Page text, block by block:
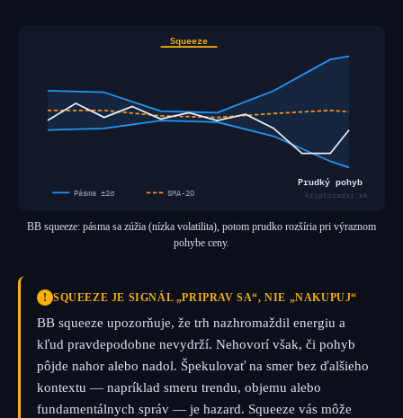
Squeeze
Prudký pohyb
Pásma ±2σ SMA-20 kryptoradar.sk
BB squeeze: pásma sa zúžia (nízka volatilita), potom prudko rozšíria pri výraznom
pohybe ceny.
! SQUEEZE JE SIGNÁL „PRIPRAV SA“, NIE „NAKUPUJ“
BB squeeze upozorňuje, že trh nazhromaždil energiu a
kľud pravdepodobne nevydrží. Nehovorí však, či pohyb
pôjde nahor alebo nadol. Špekulovať na smer bez ďalšieho
kontextu — napríklad smeru trendu, objemu alebo
fundamentálnych správ — je hazard. Squeeze vás môže